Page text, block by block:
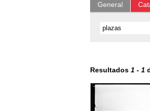
General
Resultados 1 - 1